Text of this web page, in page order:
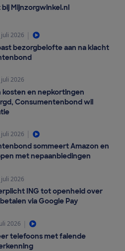
Mijnzorgwinkel.nl
juli 2026
bezorgbelofte aan na klacht
2026
kosten en nepkortingen
Consumentenbond wil
juli 2026
sommeert Amazon en
met nepaanbiedingen
juli 2026
ING tot openheid over
via Google Pay
2026
telefoons met falende